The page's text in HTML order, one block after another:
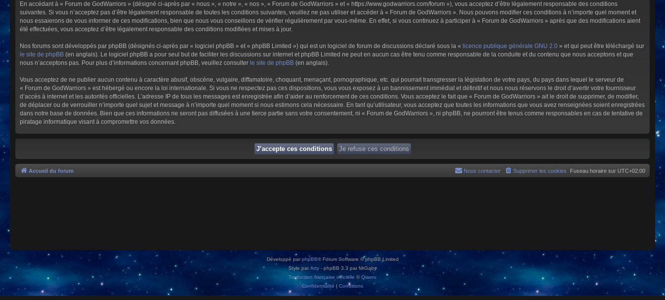
En accédant à « Forum de GodWarriors » (désigné ci-après par « nous », « notre », « nos », « Forum de GodWarriors » et « https://www.godwarriors.com/forum »), vous acceptez d’être légalement responsable des conditions
suivantes. Si vous n’acceptez pas d’être légalement responsable de toutes les conditions suivantes, veuillez ne pas utiliser et accéder à « Forum de GodWarriors ». Nous pouvons modifier ces conditions à n’importe quel moment et
nous essaierons de vous informer de ces modifications, bien que nous vous conseillons de vérifier régulièrement par vous-même. En effet, si vous continuez à participer à « Forum de GodWarriors » après que des modifications aient
été effectuées, vous acceptez d’être légalement responsable des conditions modifiées et mises à jour.
Nos forums sont développés par phpBB (désignés ci-après par « logiciel phpBB » et « phpBB Limited ») qui est un logiciel de forum de discussions déclaré sous la « licence publique générale GNU 2.0 » et qui peut être téléchargé sur
le site de phpBB (en anglais). Le logiciel phpBB a pour seul but de faciliter les discussions sur internet et phpBB Limited ne peut en aucun cas être tenu comme responsable de la conduite et du contenu que nous acceptons et que
nous n’acceptons pas. Pour plus d’informations concernant phpBB, veuillez consulter le site de phpBB (en anglais).
Vous acceptez de ne publier aucun contenu à caractère abusif, obscène, vulgaire, diffamatoire, choquant, menaçant, pornographique, etc. qui pourrait transgresser la législation de votre pays, du pays dans lequel le serveur de
« Forum de GodWarriors » est hébergé ou encore la loi internationale. Si vous ne respectez pas ces dispositions, vous vous exposez à un bannissement immédiat et définitif et nous nous réservons le droit d’avertir votre fournisseur
d’accès à internet et les autorités officielles. L’adresse IP de tous les messages est enregistrée afin d’aider au renforcement de ces conditions. Vous acceptez le fait que « Forum de GodWarriors » ait le droit de supprimer, de modifier,
de déplacer ou de verrouiller n’importe quel sujet et message à n’importe quel moment si nous estimons cela nécessaire. En tant qu’utilisateur, vous acceptez que toutes les informations que vous avez renseignées soient enregistrées
dans notre base de données. Bien que ces informations ne seront pas diffusées à une tierce partie sans votre consentement, ni « Forum de GodWarriors », ni phpBB, ne pourront être tenus comme responsables en cas de tentative de
piratage informatique visant à compromettre vos données.
Accueil du forum Fuseau horaire sur UTC+02:00
Supprimer les cookies
Nous contacter
Développé parphpBB® Forum Software © phpBB Limited
Style par Arty - phpBB 3.3 par MrGaby
Traduction française officielle ©Qiaeru
Confidentialité | Conditions